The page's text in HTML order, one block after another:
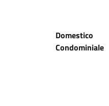
Domestico
Condominiale